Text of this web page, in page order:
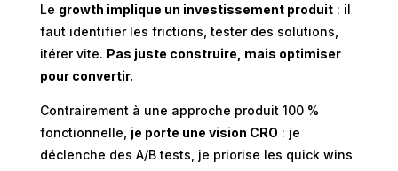
Le growth implique un investissement produit: il
faut identifier les frictions, tester des solutions,
itérer vite. Pas juste construire, mais optimiser
pour convertir.
Contrairement à une approche produit 100 %
fonctionnelle, je porte une vision CRO : je
déclenche des A/B tests, je priorise les quick wins